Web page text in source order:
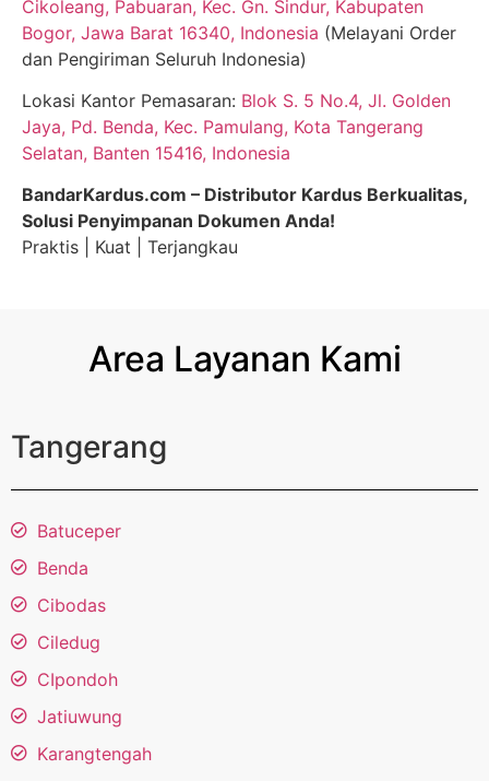
Cikoleang, Pabuaran, Kec. Gn. Sindur, Kabupaten
Bogor, Jawa Barat 16340, Indonesia (Melayani Order
dan Pengiriman Seluruh Indonesia)
Lokasi Kantor Pemasaran: Blok S. 5 No.4, Jl. Golden
Jaya, Pd. Benda, Kec. Pamulang, Kota Tangerang
Selatan, Banten 15416, Indonesia
BandarKardus.com – Distributor Kardus Berkualitas,
Solusi Penyimpanan Dokumen Anda!
Praktis | Kuat | Terjangkau
Area Layanan Kami
Tangerang
Batuceper
Benda
Cibodas
Ciledug
CIpondoh
Jatiuwung
Karangtengah